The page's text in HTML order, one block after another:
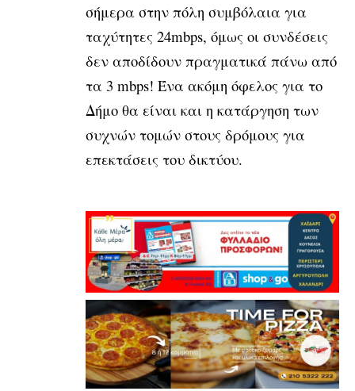
σήμερα στην πόλη συμβόλαια για
ταχύτητες 24mbps, όμως οι συνδέσεις
δεν αποδίδουν πραγματικά πάνω από
τα 3 mbps! Ένα ακόμη όφελος για το
Δήμο θα είναι και η κατάργηση των
συχνών τομών στους δρόμους για
επεκτάσεις του δικτύου.